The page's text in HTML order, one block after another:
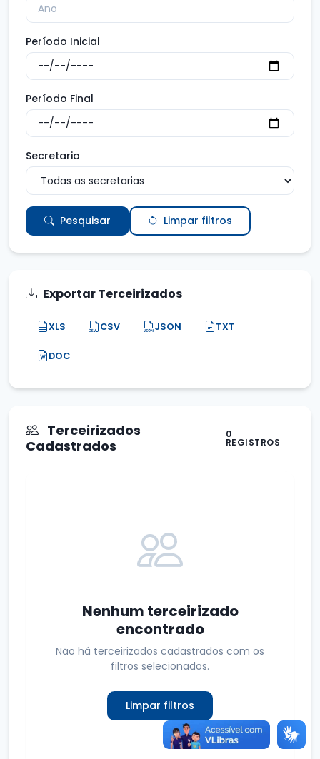
Período Inicial
Período Final
Secretaria
Pesquisar Limpar filtros
Exportar Terceirizados
XLS CSV JSON TXT
DOC
Terceirizados
Cadastrados
0
REGISTROS
Nenhum terceirizado
encontrado
Não há terceirizados cadastrados com os
filtros selecionados.
Limpar filtros